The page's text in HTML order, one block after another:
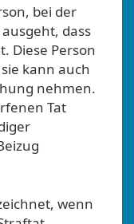
bei der
dass
Diese Person
kann auch
nehmen.
Tat
wenn